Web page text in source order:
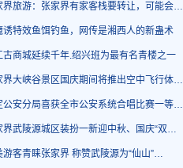
界旅游：张家界有家客栈要转让，可能会…
诱特效鱼饵钓鱼，网传是湘西人的新蛊术
古商城延续千年.绍兴班为最有名青楼之一
界大峡谷景区国庆期间将推出空中飞行体…
公安分局喜获全市公安系统合唱比赛一等…
界武陵源城区装扮一新迎中秋、国庆“双…
游客青睐张家界 称赞武陵源为“仙山”…